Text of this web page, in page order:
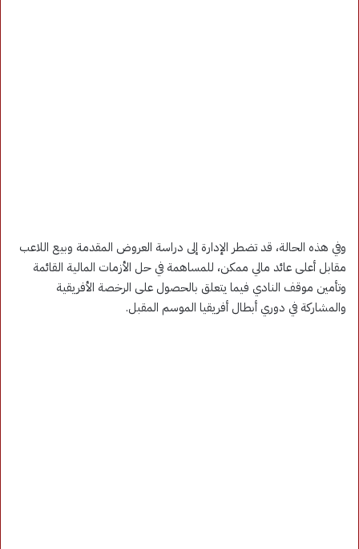
وفي هذه الحالة، قد تضطر الإدارة إلى دراسة العروض المقدمة وبيع اللاعب
مقابل أعلى عائد مالي ممكن، للمساهمة في حل الأزمات المالية القائمة
وتأمين موقف النادي فيما يتعلق بالحصول على الرخصة الأفريقية
والمشاركة في دوري أبطال أفريقيا الموسم المقبل.